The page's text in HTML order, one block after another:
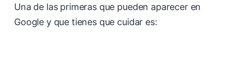
Una de las primeras que pueden aparecer en
Google y que tienes que cuidar es: